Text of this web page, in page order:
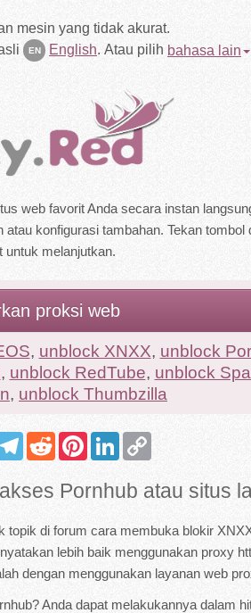
mesin yang tidak akurat.
EN English. Atau pilih bahasa lain
web favorit Anda secara instan
konfigurasi tambahan. Tekan tombol
untuk melanjutkan.
proksi web
, unblock XNXX, unblock
, unblock RedTube, unblock
, unblock Thumbzilla
TelegramRedditPinterestLinkedIn
Pornhub atau situs
topik di forum cara membuka blokir
lebih baik menggunakan proxy
dengan menggunakan layanan web
Anda dapat melakukannya dalam